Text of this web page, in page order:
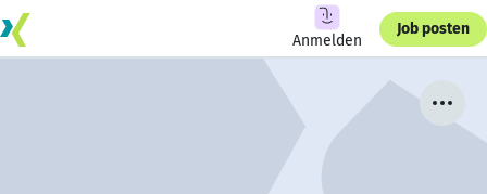
Anmelden
Job posten